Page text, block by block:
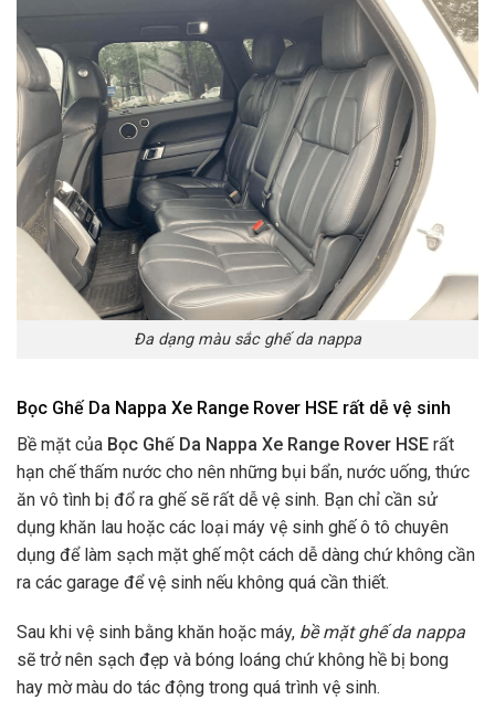
Đa dạng màu sắc ghế da nappa
Bọc Ghế Da Nappa Xe Range Rover HSE rất dễ vệ sinh
Bề mặt của Bọc Ghế Da Nappa Xe Range Rover HSE rất
hạn chế thấm nước cho nên những bụi bẩn, nước uống, thức
ăn vô tình bị đổ ra ghế sẽ rất dễ vệ sinh. Bạn chỉ cần sử
dụng khăn lau hoặc các loại máy vệ sinh ghế ô tô chuyên
dụng để làm sạch mặt ghế một cách dễ dàng chứ không cần
ra các garage để vệ sinh nếu không quá cần thiết.
Sau khi vệ sinh bằng khăn hoặc máy, bề mặt ghế da nappa
sẽ trở nên sạch đẹp và bóng loáng chứ không hề bị bong
hay mờ màu do tác động trong quá trình vệ sinh.